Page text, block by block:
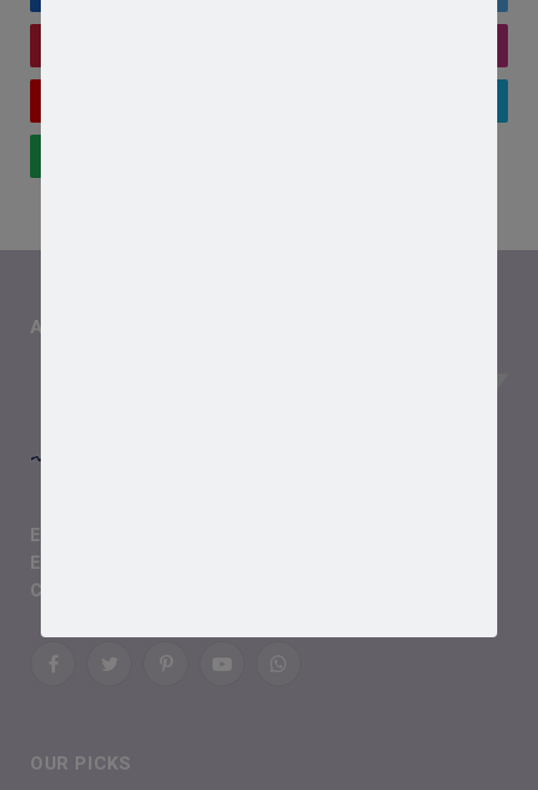
ABOUT US
Editor-in-Chief:
Email Us:
Contact:
FacebookTwitterPinterestYouTubeWhatsApp
OUR PICKS